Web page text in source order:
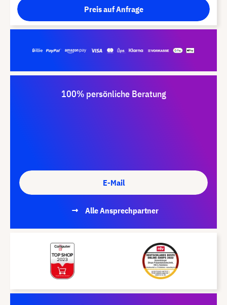
Preis auf Anfrage
100% persönliche Beratung
E-Mail
Alle Ansprechpartner